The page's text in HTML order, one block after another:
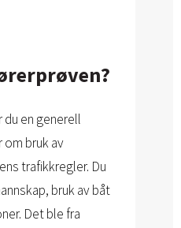
en generell
om bruk av
trafikkregler. Du
bruk av båt
Det ble fra